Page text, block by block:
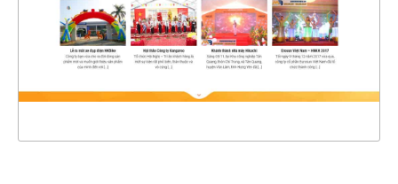
CHI TIẾT
XEM THỰC TẾ